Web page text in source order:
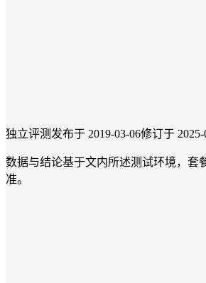
独立评测 发布于 2019-03-06修订于 2025-
数据与结论基于文内所述测试环境，套
准。